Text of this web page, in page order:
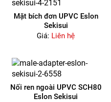
Mặt bích đơn UPVC Eslon
Sekisui
Giá: Liên hệ
Nối ren ngoài UPVC SCH80
Eslon Sekisui